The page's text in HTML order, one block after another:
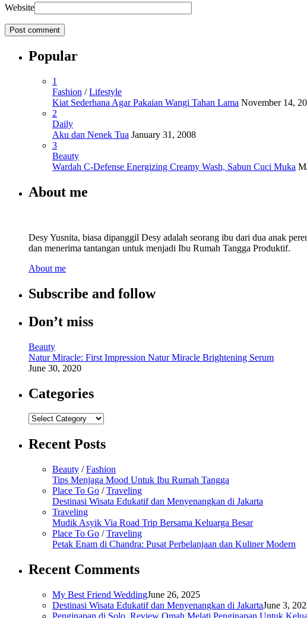
Website
Popular
1
Fashion /Lifestyle
Kiat Sederhana Agar Pakaian Wangi Tahan Lama November 14,
2
Daily
Aku dan Nenek Tua January 31, 2008
3
Beauty
Wardah C-Defense Energizing Creamy Wash, Sabun Cuci Muka
About me
Desy Yusnita, biasa dipanggil Desy adalah seorang ibu dari dua anak
dan menerima tantangan untuk menjadi Ibu Rumah Tangga Produktif.
About me
Subscribe and follow
Don’t miss
Beauty
Natur Miracle: First Impression Natur Miracle Brightening Serum
June 30, 2020
Categories
Categories
Recent Posts
Beauty /Fashion
Tips Menjaga Mood Untuk Ibu Rumah Tangga
Place To Go /Traveling
Destinasi Wisata Edukatif dan Menyenangkan di Jakarta
Traveling
Mudik Asyik Via Road Trip Bersama Keluarga Besar
Place To Go /Traveling
Petak Enam di Chandra: Pusat Perbelanjaan dan Kuliner Modern
Recent Comments
My Best Friend WeddingJune 26, 2025
Destinasi Wisata Edukatif dan Menyenangkan di JakartaJune 3,
Penginapan di Solo, Review Omah Melati Penginapan Untuk